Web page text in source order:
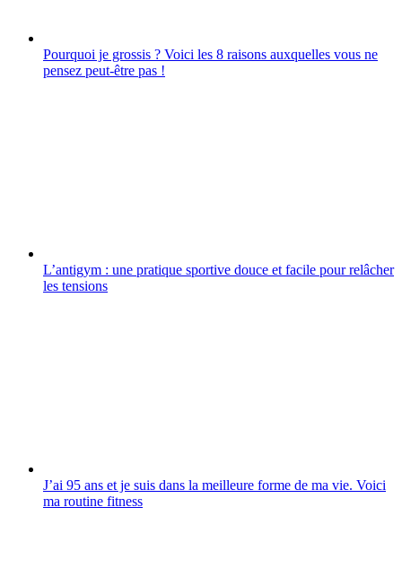
Pourquoi je grossis ? Voici les 8 raisons auxquelles vous ne
pensez peut-être pas !
L’antigym : une pratique sportive douce et facile pour relâcher
les tensions
J’ai 95 ans et je suis dans la meilleure forme de ma vie. Voici
ma routine fitness